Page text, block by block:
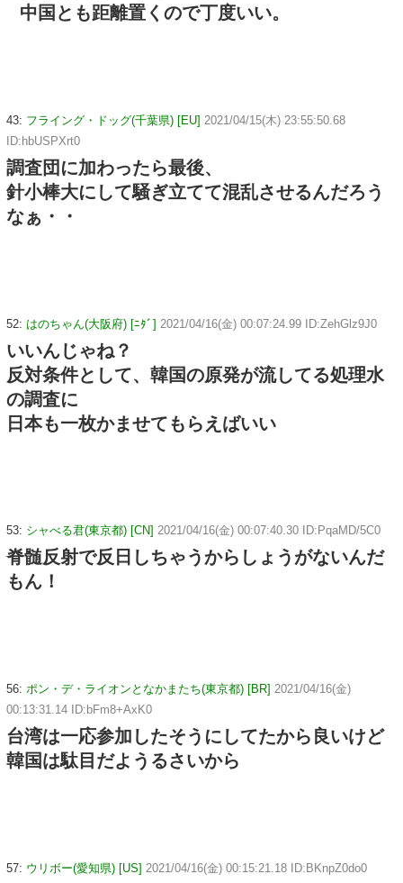
中国とも距離置くので丁度いい。
43: フライング・ドッグ(千葉県) [EU] 2021/04/15(木) 23:55:50.68
ID:hbUSPXrt0
調査団に加わったら最後、
針小棒大にして騒ぎ立てて混乱させるんだろう
なぁ・・
52: はのちゃん(大阪府) [ﾆﾀﾞ] 2021/04/16(金) 00:07:24.99 ID:ZehGlz9J0
いいんじゃね？
反対条件として、韓国の原発が流してる処理水
の調査に
日本も一枚かませてもらえばいい
53: シャべる君(東京都) [CN] 2021/04/16(金) 00:07:40.30 ID:PqaMD/5C0
脊髄反射で反日しちゃうからしょうがないんだ
もん！
56: ポン・デ・ライオンとなかまたち(東京都) [BR] 2021/04/16(金)
00:13:31.14 ID:bFm8+AxK0
台湾は一応参加したそうにしてたから良いけど
韓国は駄目だようるさいから
57: ウリボー(愛知県) [US] 2021/04/16(金) 00:15:21.18 ID:BKnpZ0do0